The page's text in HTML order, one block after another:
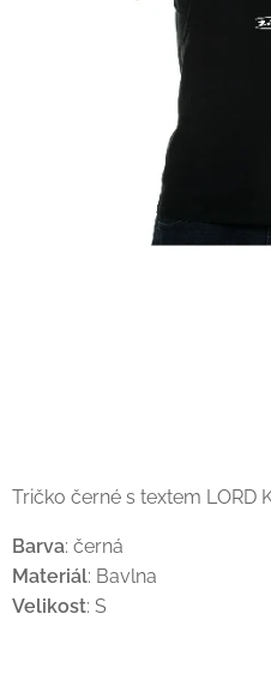
Tričko černé s textem LORD
Barva: černá
Materiál: Bavlna
Velikost: S